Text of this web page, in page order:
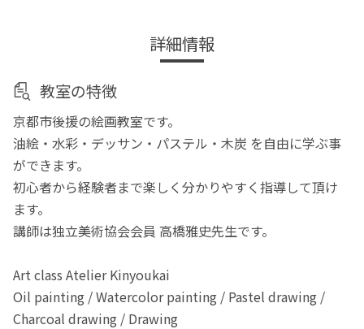
詳細情報
教室の特徴
京都市後援の絵画教室です。
油絵・水彩・デッサン・パステル・木炭 を自由に学ぶ事
ができます。
初心者から経験者まで楽しく分かりやすく指導して頂け
ます。
講師は独立美術協会会員 高橋雅史先生です。
Art class Atelier Kinyoukai
Oil painting / Watercolor painting / Pastel drawing /
Charcoal drawing / Drawing